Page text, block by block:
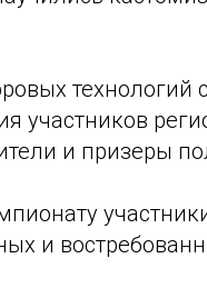
технологий
участников
и призеры
и